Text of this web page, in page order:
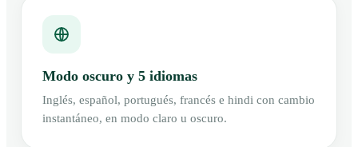
Modo oscuro y 5 idiomas
Inglés, español, portugués, francés e hindi con cambio
instantáneo, en modo claro u oscuro.